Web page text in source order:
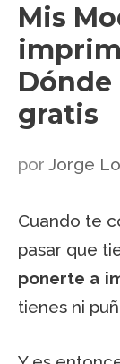
Mis
Dónde
gratis
por Jorge
Cuando te
pasar que
ponerte a
tienes ni